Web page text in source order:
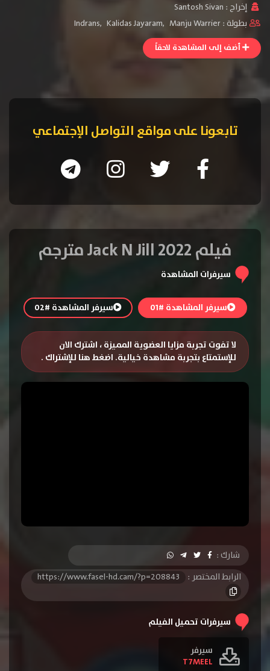
إخراج : Santosh Sivan
بطولة :
Indrans, Kalidas Jayaram, Manju Warrier
أضف إلى المشاهدة لاحقاً
تابعونا على مواقع التواصل الإجتماعي
فيلم Jack N Jill 2022 مترجم
سيرفرات المشاهدة
سيرفر المشاهدة #01 سيرفر المشاهدة #02
لا تفوت تجربة مزايا العضوية المميزة ، اشترك الان
للإستمتاع بتجربة مشاهدة خيالية. اضغط هنا للإشتراك .
شارك :
الرابط المختصر :
https://www.fasel-hd.cam/?p=208843
سيرفرات تحميل الفيلم
سيرفر
T7MEEL